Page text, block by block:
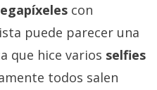
con
puede parecer una
que hice varios selfies
todos salen